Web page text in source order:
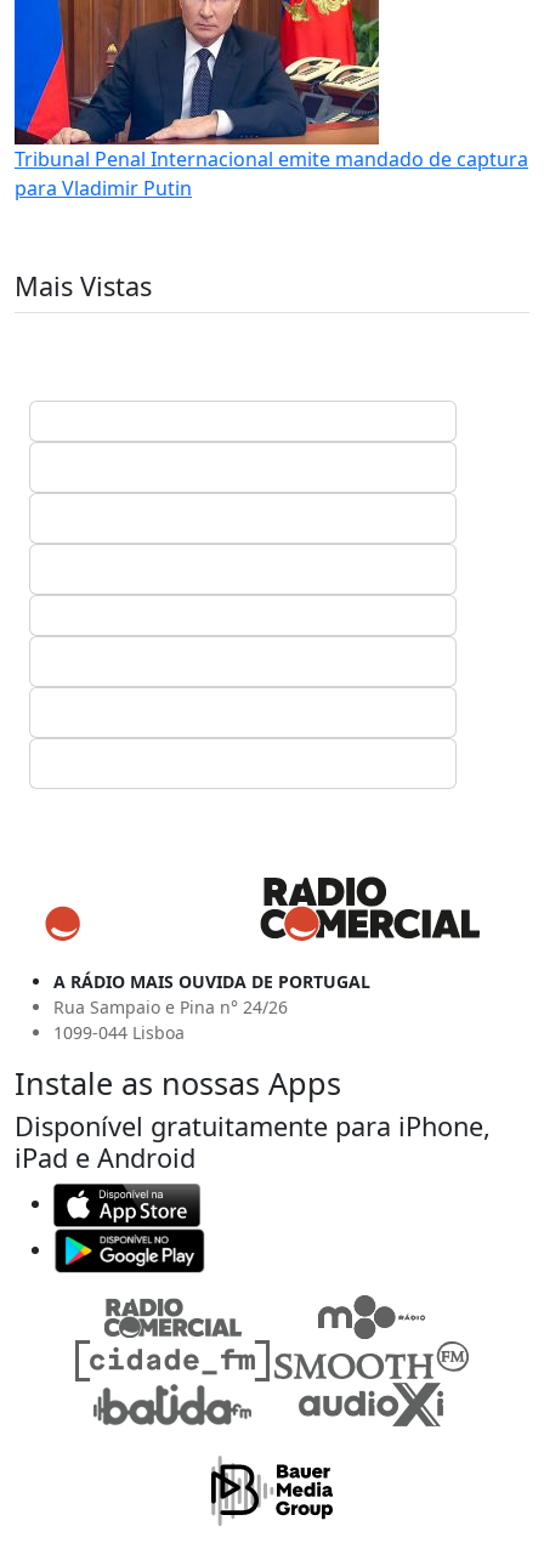
Tribunal Penal Internacional emite mandado de captura
para Vladimir Putin
Mais Vistas
A RÁDIO MAIS OUVIDA DE PORTUGAL
Rua Sampaio e Pina n° 24/26
1099-044 Lisboa
Instale as nossas Apps
Disponível gratuitamente para iPhone,
iPad e Android